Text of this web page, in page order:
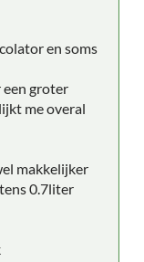
en soms
groter
me overal
makkelijker
0.7liter